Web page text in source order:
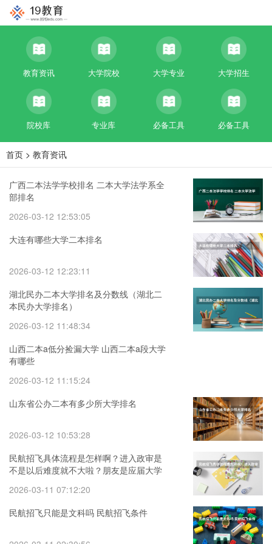
教育资讯 大学院校 大学专业 大学招生
院校库 专业库 必备工具 必备工具
首页 > 教育资讯
广西二本法学学校排名 二本大学法学系全
部排名
2026-03-12 12:53:05
大连有哪些大学二本排名
2026-03-12 12:23:11
湖北民办二本大学排名及分数线（湖北二
本民办大学排名）
2026-03-12 11:48:34
山西二本a低分捡漏大学 山西二本a段大学
有哪些
2026-03-12 11:15:24
山东省公办二本有多少所大学排名
2026-03-12 10:53:28
民航招飞具体流程是怎样啊？进入政审是
不是以后难度就不大啦？朋友是应届大学
系和旁系政审
2026-03-11 07:12:20
民航招飞只能是文科吗 民航招飞条件